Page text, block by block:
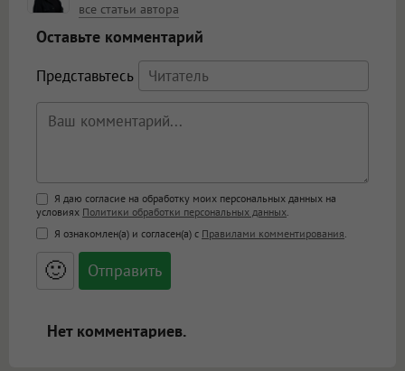
все статьи автора
Оставьте комментарий
Представьтесь
Поддержка HTML
<b>, <strong>, <u>, <i>, <em>, <s>, <big>,
<small>, <sup>, <sub>, <pre>, <ul>, <ol>, <li>,
<blockquote>, <code> экранирует HTML,
адреса URL автоматически становятся
ссылками, и [img]адрес[/img] будет
Я даю согласие на обработку моих персональных данных на
условиях Политики обработки персональных данных
Я ознакомлен(а) и согласен(а) с Правилами комментирования
🙂
Нет комментариев.